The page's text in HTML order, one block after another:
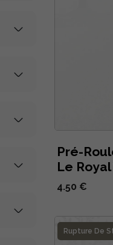
Pré-
Le
4.50 €
Rupture De